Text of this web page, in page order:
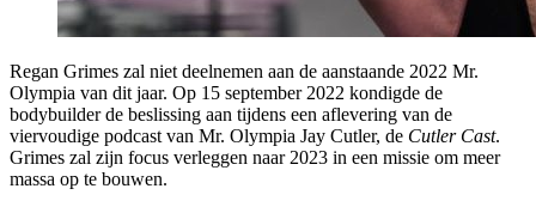
Regan Grimes zal niet deelnemen aan de aanstaande 2022 Mr.
Olympia van dit jaar. Op 15 september 2022 kondigde de
bodybuilder de beslissing aan tijdens een aflevering van de
viervoudige podcast van Mr. Olympia Jay Cutler, de Cutler Cast.
Grimes zal zijn focus verleggen naar 2023 in een missie om meer
massa op te bouwen.